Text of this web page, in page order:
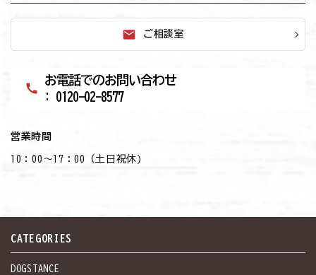
mail ご相談室
call
お電話でのお問い合わせ
: 0120-02-8577
営業時間
10：00～17：00（土日祝休)
CATEGORIES
DOGSTANCE